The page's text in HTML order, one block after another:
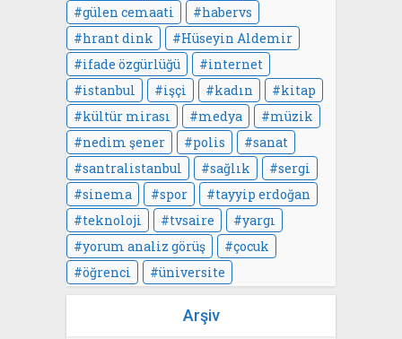
gülen cemaati
habervs
hrant dink
Hüseyin Aldemir
ifade özgürlüğü
internet
istanbul
işçi kadın
kitap
kültür mirası
medya
müzik
nedim şener
polis
sanat
santralistanbul
sağlık
sergi
sinema
spor
tayyip erdoğan
teknoloji
tvsaire
yargı
yorum analiz görüş
çocuk
öğrenci
üniversite
Arşiv